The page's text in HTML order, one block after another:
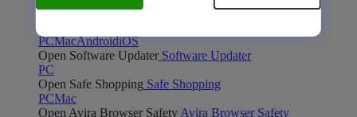
Sicurezza del dispositivo
PCMacAndroidiOS
Open Software Updater Software Updater
PC
Open Safe Shopping Safe Shopping
PCMac
Open Avira Browser Safety Avira Browser Safety